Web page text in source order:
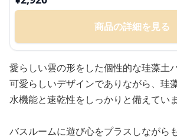
商品の詳細を見る
愛らしい雲の形をした個性的な珪藻土
可愛らしいデザインでありながら、珪
水機能と速乾性をしっかりと備えていま
バスルームに遊び心をプラスしながら